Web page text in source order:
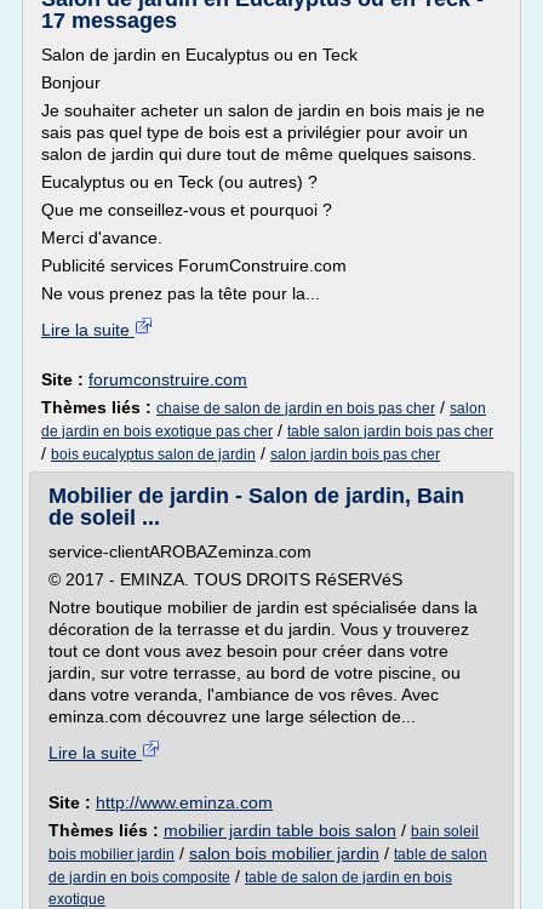
17 messages
Salon de jardin en Eucalyptus ou en Teck
Bonjour
Je souhaiter acheter un salon de jardin en bois mais je ne
sais pas quel type de bois est a privilégier pour avoir un
salon de jardin qui dure tout de même quelques saisons.
Eucalyptus ou en Teck (ou autres) ?
Que me conseillez-vous et pourquoi ?
Merci d'avance.
Publicité services ForumConstruire.com
Ne vous prenez pas la tête pour la...
Lire la suite
Site : forumconstruire.com
Thèmes liés : chaise de salon de jardin en bois pas cher / salon
de jardin en bois exotique pas cher / table salon jardin bois pas cher
/ bois eucalyptus salon de jardin / salon jardin bois pas cher
Mobilier de jardin - Salon de jardin, Bain
de soleil ...
service-clientAROBAZeminza.com
© 2017 - EMINZA. TOUS DROITS RéSERVéS
Notre boutique mobilier de jardin est spécialisée dans la
décoration de la terrasse et du jardin. Vous y trouverez
tout ce dont vous avez besoin pour créer dans votre
jardin, sur votre terrasse, au bord de votre piscine, ou
dans votre veranda, l'ambiance de vos rêves. Avec
eminza.com découvrez une large sélection de...
Lire la suite
Site : http://www.eminza.com
Thèmes liés : mobilier jardin table bois salon / bain soleil
bois mobilier jardin / salon bois mobilier jardin / table de salon
de jardin en bois composite / table de salon de jardin en bois
exotique